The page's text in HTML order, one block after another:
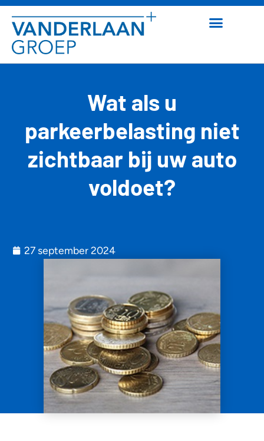
Wat als u
parkeerbelasting niet
zichtbaar bij uw auto
voldoet?
27 september 2024